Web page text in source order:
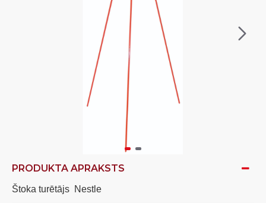
PRODUKTA APRAKSTS
Štoka turētājs Nestle